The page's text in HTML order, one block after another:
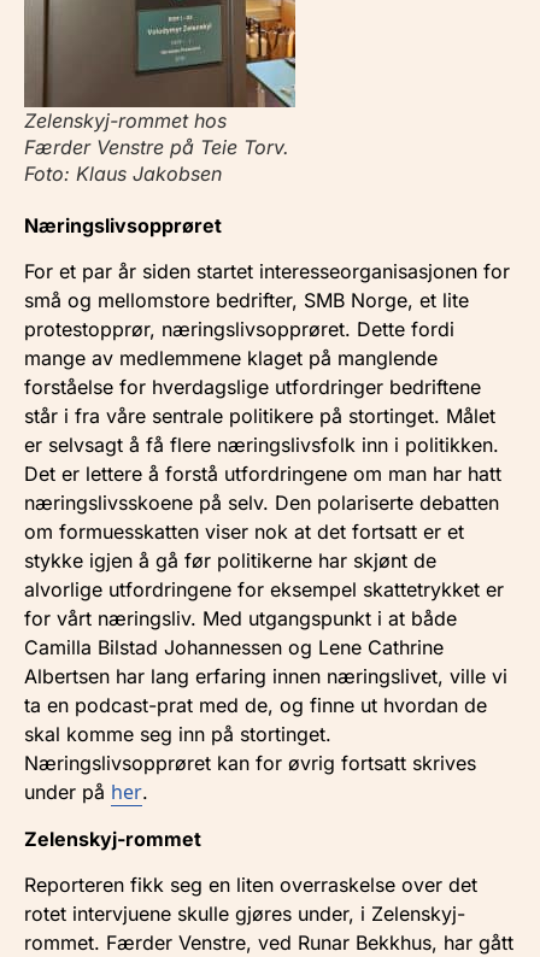
Zelenskyj-rommet hos
Færder Venstre på Teie Torv.
Foto: Klaus Jakobsen
Næringslivsopprøret
For et par år siden startet interesseorganisasjonen for
små og mellomstore bedrifter, SMB Norge, et lite
protestopprør, næringslivsopprøret. Dette fordi
mange av medlemmene klaget på manglende
forståelse for hverdagslige utfordringer bedriftene
står i fra våre sentrale politikere på stortinget. Målet
er selvsagt å få flere næringslivsfolk inn i politikken.
Det er lettere å forstå utfordringene om man har hatt
næringslivsskoene på selv. Den polariserte debatten
om formuesskatten viser nok at det fortsatt er et
stykke igjen å gå før politikerne har skjønt de
alvorlige utfordringene for eksempel skattetrykket er
for vårt næringsliv. Med utgangspunkt i at både
Camilla Bilstad Johannessen og Lene Cathrine
Albertsen har lang erfaring innen næringslivet, ville vi
ta en podcast-prat med de, og finne ut hvordan de
skal komme seg inn på stortinget.
Næringslivsopprøret kan for øvrig fortsatt skrives
under på her.
Zelenskyj-rommet
Reporteren fikk seg en liten overraskelse over det
rotet intervjuene skulle gjøres under, i Zelenskyj-
rommet. Færder Venstre, ved Runar Bekkhus, har gått